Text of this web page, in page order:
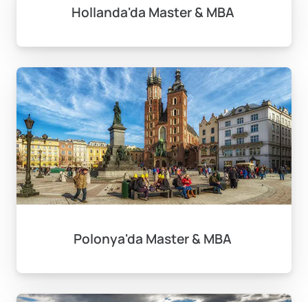
Hollanda'da Master & MBA
Polonya'da Master & MBA